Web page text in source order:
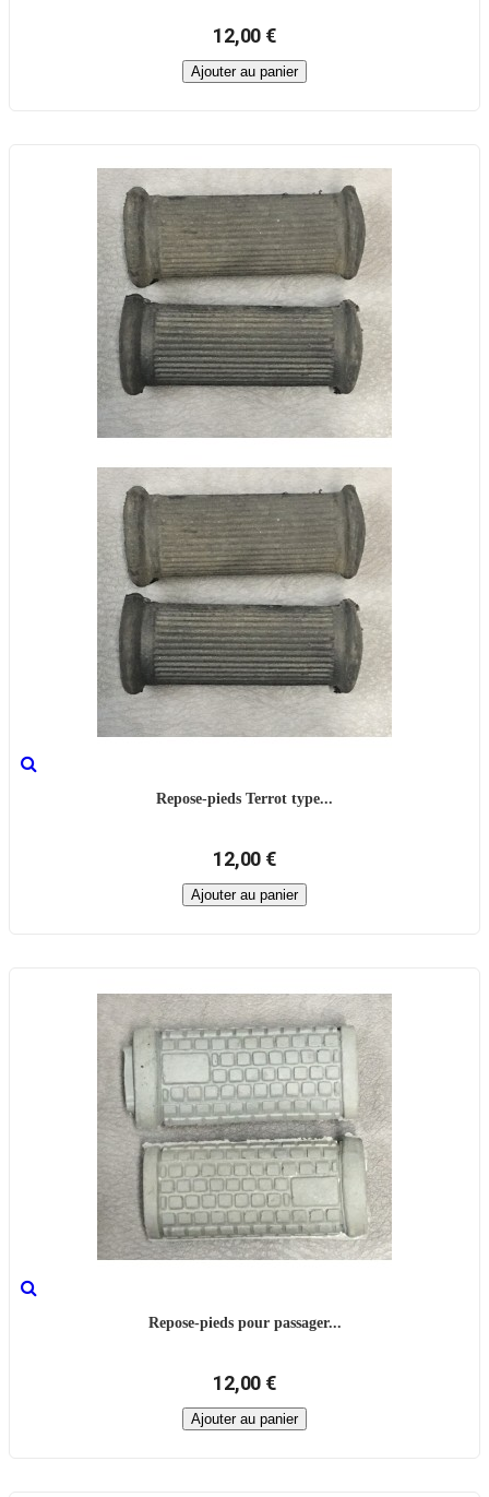
12,00 €
Ajouter au panier
Repose-pieds Terrot type...
12,00 €
Ajouter au panier
Repose-pieds pour passager...
12,00 €
Ajouter au panier